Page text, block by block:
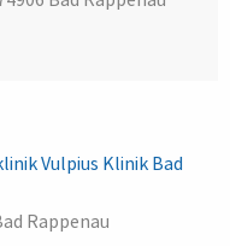
Vulpius Klinik Bad
Rappenau